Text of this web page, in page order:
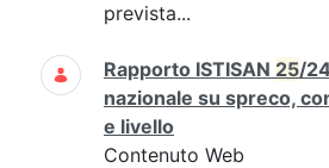
prevista...
Rapporto ISTISAN 25/
nazionale su spreco,
e livello
Contenuto Web